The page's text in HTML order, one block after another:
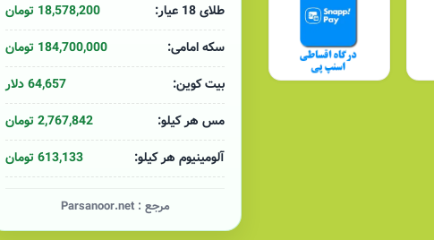
طلای 18 عیار:
18,578,200 تومان
سکه امامی:
184,700,000 تومان
بیت کوین:
64,657 دلار
مس هر کیلو:
2,767,842 تومان
آلومینیوم هر کیلو:
613,133 تومان
مرجع :Parsanoor.net